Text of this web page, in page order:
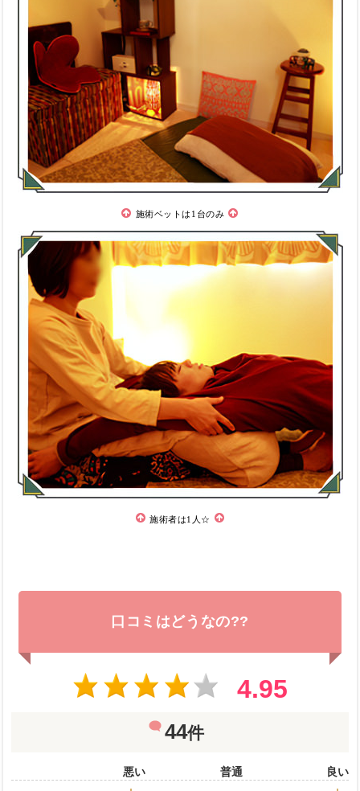
施術ベットは1台のみ
施術者は1人☆
口コミはどうなの??
4.95
44件
悪い 普通 良い